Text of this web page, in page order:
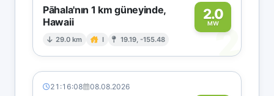
Pāhala'nın 1 km güneyinde,
Hawaii
29.0 km I 19.19, -155.48
2.0
MW2
21:16:08 08.08.2026